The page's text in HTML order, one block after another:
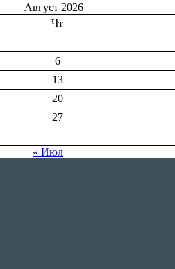
Август 2026
Чт
6
13
20
27
« Июл